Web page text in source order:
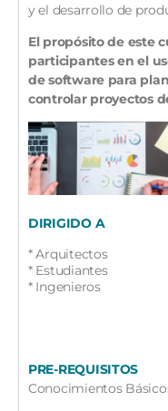
y el desarrollo de
El propósito de este
participantes en el
de software para
controlar proyectos
DIRIGIDO A
* Arquitectos
* Estudiantes
* Ingenieros
PRE-REQUISITOS
Conocimientos